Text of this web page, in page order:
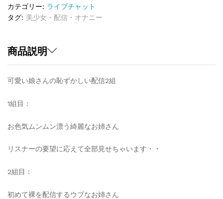
恥
ず
い
2
quantity
カテゴリー: ライブチャット
タグ: 美少女・配信・オナニー
商品説明
可愛い娘さんの恥ずかしい配信2組
1組目：
お色気ムンムン漂う綺麗なお姉さん
リスナーの要望に応えて全部見せちゃいます・・
2組目：
初めて裸を配信するウブなお姉さん